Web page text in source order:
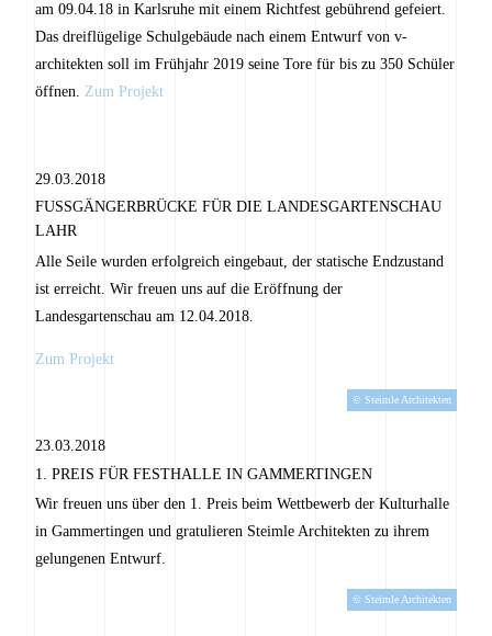
am 09.04.18 in Karlsruhe mit einem Richtfest gebührend gefeiert.
Das dreiflügelige Schulgebäude nach einem Entwurf von v-
architekten soll im Frühjahr 2019 seine Tore für bis zu 350 Schüler
öffnen. Zum Projekt
29.03.2018
FUSSGÄNGERBRÜCKE FÜR DIE LANDESGARTENSCHAU L
AHR
Alle Seile wurden erfolgreich eingebaut, der statische Endzustand
ist erreicht. Wir freuen uns auf die Eröffnung der
Landesgartenschau am 12.04.2018.
Zum Projekt
© Steimle Architekten
23.03.2018
1. PREIS FÜR FESTHALLE IN GAMMERTINGEN
Wir freuen uns über den 1. Preis beim Wettbewerb der Kulturhalle
in Gammertingen und gratulieren Steimle Architekten zu ihrem
gelungenen Entwurf.
© Steimle Architekten